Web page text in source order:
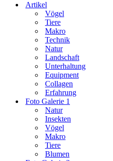
Artikel
Vögel
Tiere
Makro
Technik
Natur
Landschaft
Unterhaltung
Equipment
Collagen
Erfahrung
Foto Galerie 1
Natur
Insekten
Vögel
Makro
Tiere
Blumen